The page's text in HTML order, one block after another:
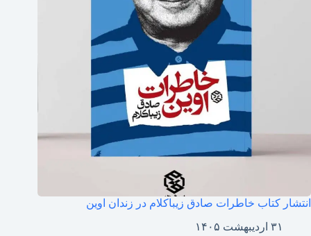
انتشار کتاب خاطرات صادق زیباکلام در زندان اوین
۳۱ اردیبهشت ۱۴۰۵